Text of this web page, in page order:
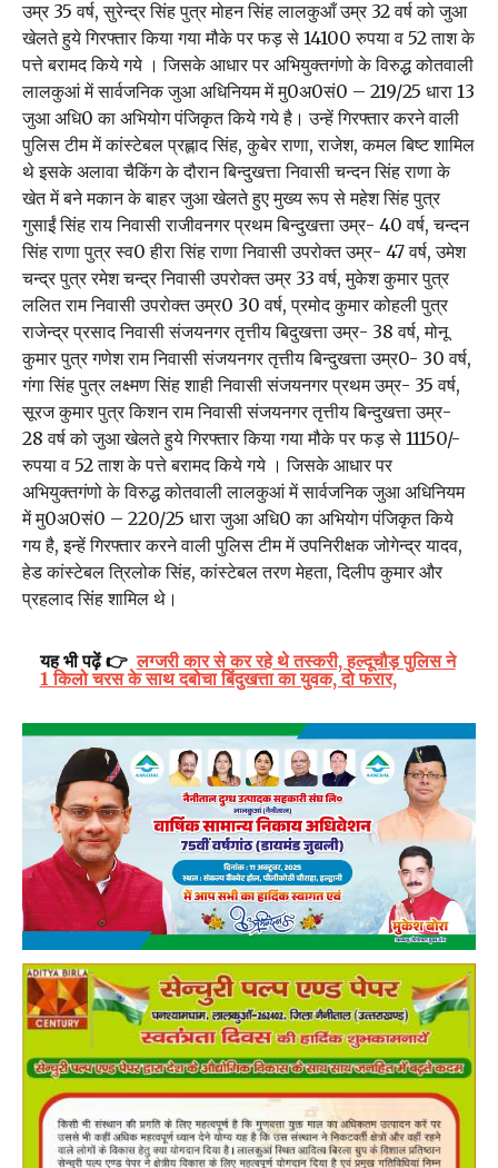
उम्र 35 वर्ष, सुरेन्द्र सिंह पुत्र मोहन सिंह लालकुआँ उम्र 32 वर्ष को जुआ
खेलते हुये गिरफ्तार किया गया मौके पर फड़ से 14100 रुपया व 52 ताश के
पत्ते बरामद किये गये । जिसके आधार पर अभियुक्तगंणो के विरुद्ध कोतवाली
लालकुआं में सार्वजनिक जुआ अधिनियम में मु0अ0सं0 – 219/25 धारा 13
जुआ अधि0 का अभियोग पंजिकृत किये गये है। उन्हें गिरफ्तार करने वाली
पुलिस टीम में कांस्टेबल प्रह्लाद सिंह, कुबेर राणा, राजेश, कमल बिष्ट शामिल
थे इसके अलावा चैकिंग के दौरान बिन्दुखत्ता निवासी चन्दन सिंह राणा के
खेत में बने मकान के बाहर जुआ खेलते हुए मुख्य रूप से महेश सिंह पुत्र
गुसाईं सिंह राय निवासी राजीवनगर प्रथम बिन्दुखत्ता उम्र- 40 वर्ष, चन्दन
सिंह राणा पुत्र स्व0 हीरा सिंह राणा निवासी उपरोक्त उम्र- 47 वर्ष, उमेश
चन्द्र पुत्र रमेश चन्द्र निवासी उपरोक्त उम्र 33 वर्ष, मुकेश कुमार पुत्र
ललित राम निवासी उपरोक्त उम्र0 30 वर्ष, प्रमोद कुमार कोहली पुत्र
राजेन्द्र प्रसाद निवासी संजयनगर तृत्तीय बिदुखत्ता उम्र- 38 वर्ष, मोनू
कुमार पुत्र गणेश राम निवासी संजयनगर तृत्तीय बिन्दुखत्ता उम्र0- 30 वर्ष,
गंगा सिंह पुत्र लक्ष्मण सिंह शाही निवासी संजयनगर प्रथम उम्र- 35 वर्ष,
सूरज कुमार पुत्र किशन राम निवासी संजयनगर तृत्तीय बिन्दुखत्ता उम्र-
28 वर्ष को जुआ खेलते हुये गिरफ्तार किया गया मौके पर फड़ से 11150/-
रुपया व 52 ताश के पत्ते बरामद किये गये । जिसके आधार पर
अभियुक्तगंणो के विरुद्ध कोतवाली लालकुआं में सार्वजनिक जुआ अधिनियम
में मु0अ0सं0 – 220/25 धारा जुआ अधि0 का अभियोग पंजिकृत किये
गय है, इन्हें गिरफ्तार करने वाली पुलिस टीम में उपनिरीक्षक जोगेन्द्र यादव,
हेड कांस्टेबल त्रिलोक सिंह, कांस्टेबल तरण मेहता, दिलीप कुमार और
प्रहलाद सिंह शामिल थे।
यह भी पढ़ें 👉 लग्जरी कार से कर रहे थे तस्करी, हल्दूचौड़ पुलिस ने
1 किलो चरस के साथ दबोचा बिंदुखत्ता का युवक, दो फरार,